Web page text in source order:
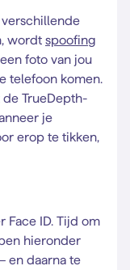
wordt spoofing
foto van jou
telefoon komen.
TrueDepth-
je
erop te tikken,
Face ID. Tijd om
hieronder
en daarna te